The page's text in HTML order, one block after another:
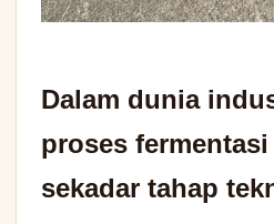
Dalam dunia
proses
sekadar tahap